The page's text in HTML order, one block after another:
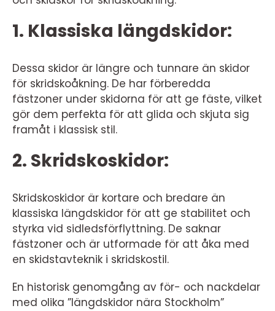
1. Klassiska längdskidor:
Dessa skidor är längre och tunnare än skidor
för skridskoåkning. De har förberedda
fästzoner under skidorna för att ge fäste, vilket
gör dem perfekta för att glida och skjuta sig
framåt i klassisk stil.
2. Skridskoskidor:
Skridskoskidor är kortare och bredare än
klassiska längdskidor för att ge stabilitet och
styrka vid sidledsförflyttning. De saknar
fästzoner och är utformade för att åka med
en skidstavteknik i skridskostil.
En historisk genomgång av för- och nackdelar
med olika ”längdskidor nära Stockholm”